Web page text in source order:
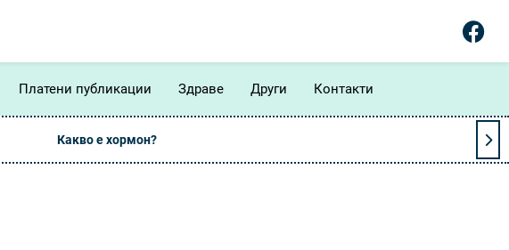
Платени публикации Здраве Други Контакти
Какво е хормон?